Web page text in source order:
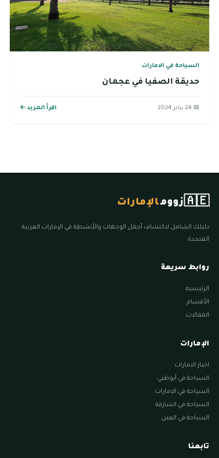
السياحة في الامارات
حديقة الصفيا في عجمان
📅 24 يناير 2024 اقرأ المزيد ←
🇦🇪زوومالإمارات
دليلك الشامل لاكتشاف أجمل الوجهات والأنشطة في الإمارات العربية
المتحدة.
روابط سريعة
الرئيسية
الأقسام
المقالات
الإمارات
اخبار الامارات
السياحة في أبوظبي
السياحة في الامارات
السياحة في الشارقة
السياحة في العين
تابعنا